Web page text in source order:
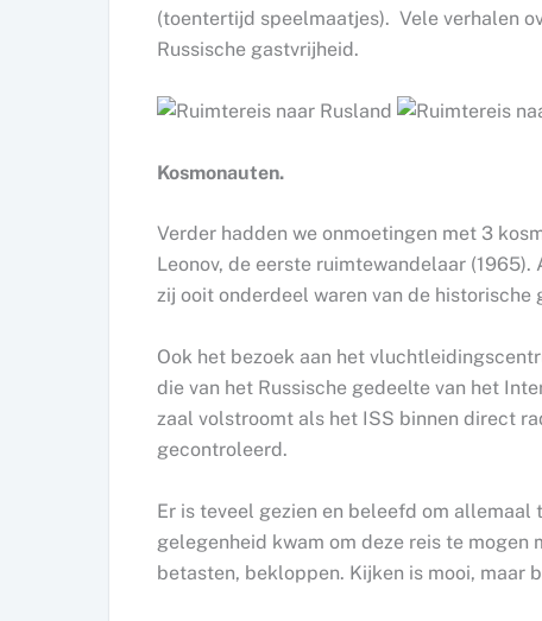
(toentertijd speelmaatjes). Vele verhalen
Russische gastvrijheid.
Kosmonauten.
Verder hadden we onmoetingen met 3
Leonov, de eerste ruimtewandelaar
zij ooit onderdeel waren van de historische
Ook het bezoek aan het
die van het Russische gedeelte van het
zaal volstroomt als het ISS binnen direct
gecontroleerd.
Er is teveel gezien en beleefd om
gelegenheid kwam om deze reis te
betasten, bekloppen. Kijken is mooi, maar